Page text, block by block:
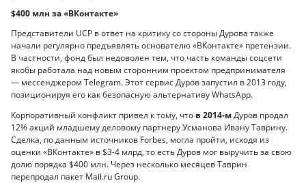
$400 млн за «ВКонтакте»
Представители UCP в ответ на критику со стороны Дурова также
начали регулярно предъявлять основателю «ВКонтакте» претензии.
В частности, фонд был недоволен тем, что часть команды соцсети
якобы работала над новым сторонним проектом предпринимателя
— мессенджером Telegram. Этот сервис Дуров запустил в 2013 году,
позиционируя его как безопасную альтернативу WhatsApp.
Корпоративный конфликт привел к тому, что в 2014-мДуров продал
12% акций младшему деловому партнеру Усманова Ивану Таврину.
Сделка, по данным источников Forbes, могла пройти, исходя из
оценки «ВКонтакте» в $3-4 млрд, то есть Дуров мог выручить за свою
долю порядка $400 млн. Через несколько месяцев Таврин
перепродал пакет Mail.ru Group.